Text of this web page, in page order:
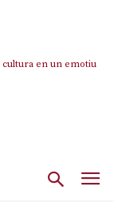
en un emotiu
pels àudios però